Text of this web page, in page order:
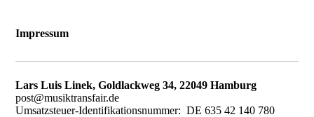
Impressum
Lars Luis Linek, Goldlackweg 34, 22049 Hamburg
post@musiktransfair.de
Umsatzsteuer-Identifikationsnummer: DE 635 42 140 780